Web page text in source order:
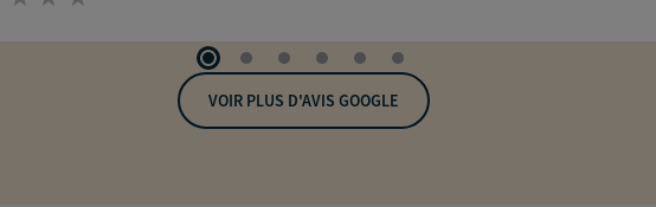
VOIR PLUS D'AVIS GOOGLE